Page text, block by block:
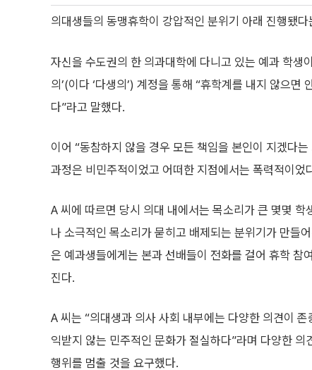
의대생들의 동맹휴학이 강압적인 분위기 아래 진행됐
자신을 수도권의 한 의과대학에 다니고 있는 예과 학생
의’(이다 ‘다생의’) 계정을 통해 “휴학계를 내지 않으
다”라고 말했다.
이어 “동참하지 않을 경우 모든 책임을 본인이 지겠다는
과정은 비민주적이었고 어떠한 지점에서는 폭력적이었
A 씨에 따르면 당시 의대 내에서는 목소리가 큰 몇몇 학
나 소극적인 목소리가 묻히고 배제되는 분위기가 만들
은 예과생들에게는 본과 선배들이 전화를 걸어 휴학 참
진다.
A 씨는 “의대생과 의사 사회 내부에는 다양한 의견이
익받지 않는 민주적인 문화가 절실하다”라며 다양한
행위를 멈출 것을 요구했다.